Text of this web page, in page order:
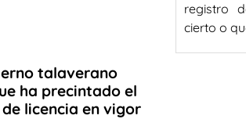
talaverano
ha precintado el
licencia en vigor
registro
cierto o